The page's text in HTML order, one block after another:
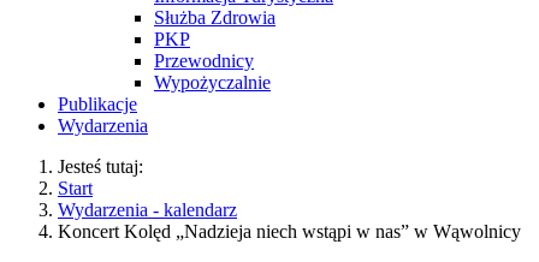
Służba Zdrowia
PKP
Przewodnicy
Wypożyczalnie
Publikacje
Wydarzenia
Jesteś tutaj:
Start
Wydarzenia - kalendarz
Koncert Kolęd „Nadzieja niech wstąpi w nas” w Wąwolnicy